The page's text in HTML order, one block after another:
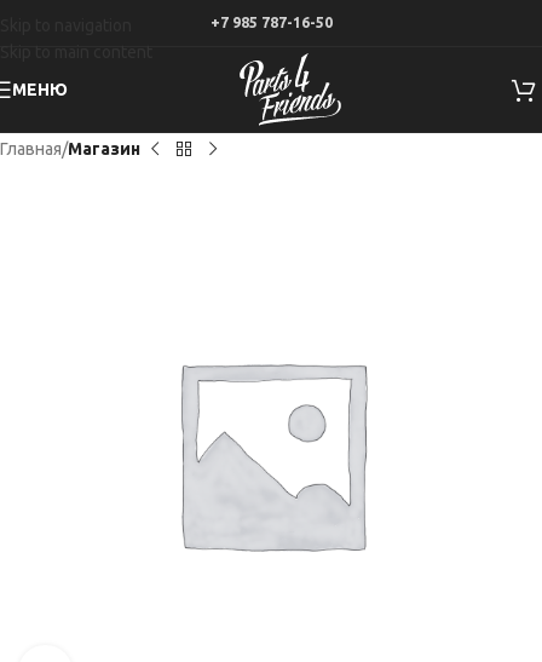
+7 985 787-16-50
МЕНЮ
Главная Магазин